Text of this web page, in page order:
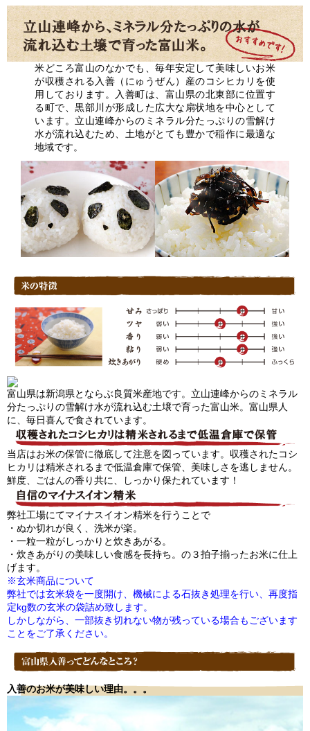
米どころ富山のなかでも、毎年安定して美味しいお米
が収穫される入善（にゅうぜん）産のコシヒカリを使
用しております。入善町は、富山県の北東部に位置す
る町で、黒部川が形成した広大な扇状地を中心として
います。立山連峰からのミネラル分たっぷりの雪解け
水が流れ込むため、土地がとても豊かで稲作に最適な
地域です。
富山県は新潟県とならぶ良質米産地です。立山連峰からのミネラル
分たっぷりの雪解け水が流れ込む土壌で育った富山米。富山県人
に、毎日喜んで食されています。
当店はお米の保管に徹底して注意を図っています。収穫されたコシ
ヒカリは精米されるまで低温倉庫で保管、美味しさを逃しません。
鮮度、ごはんの香り共に、しっかり保たれています！
弊社工場にてマイナスイオン精米を行うことで
・ぬか切れが良く、洗米が楽。
・一粒一粒がしっかりと炊きあがる。
・炊きあがりの美味しい食感を長持ち。の３拍子揃ったお米に仕上
げます。
※玄米商品について
弊社では玄米袋を一度開け、機械による石抜き処理を行い、再度指
定kg数の玄米の袋詰め致します。
しかしながら、一部抜き切れない物が残っている場合もございます
ことをご了承ください。
入善のお米が美味しい理由。。。